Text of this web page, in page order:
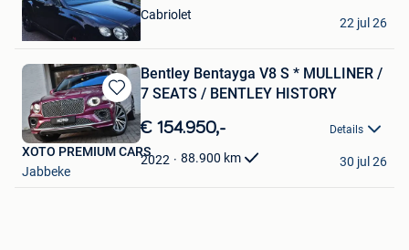
Cabriolet
Momo
Charleroi
22 jul 26
Bewaren
in
Mijn
Favorieten
Bentley Bentayga V8 S * MULLINER /
7 SEATS / BENTLEY HISTORY
€ 154.950,- Details
2022 88.900 km
XOTO PREMIUM CARS
Jabbeke
30 jul 26